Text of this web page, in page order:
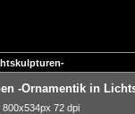
-Ornamentik in
72 dpi